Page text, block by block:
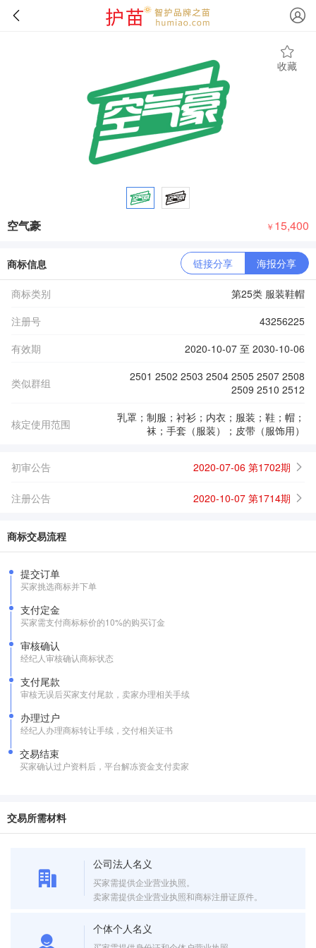
收藏
空气豪 ￥ 15,400
商标信息 链接分享 海报分享
商标类别
第25类 服装鞋帽
注册号
43256225
有效期
2020-10-07 至 2030-10-06
类似群组
2501 2502 2503 2504 2505 2507 2508
2509 2510 2512
核定使用范围
乳罩；制服；衬衫；内衣；服装；鞋；帽；
袜；手套（服装）；皮带（服饰用）
初审公告 2020-07-06 第1702期
注册公告 2020-10-07 第1714期
商标交易流程
提交订单
买家挑选商标并下单
支付定金
买家需支付商标标价的10%的购买订金
审核确认
经纪人审核确认商标状态
支付尾款
审核无误后买家支付尾款，卖家办理相关手续
办理过户
经纪人办理商标转让手续，交付相关证书
交易结束
买家确认过户资料后，平台解冻资金支付卖家
交易所需材料
公司法人名义
买家需提供企业营业执照。
卖家需提供企业营业执照和商标注册证原件。
个体个人名义